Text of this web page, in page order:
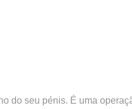
do seu pénis. É uma